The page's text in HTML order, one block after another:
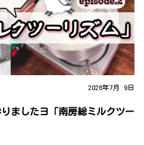
2026年7月 9日
ましたヨ「南房総ミルクツー